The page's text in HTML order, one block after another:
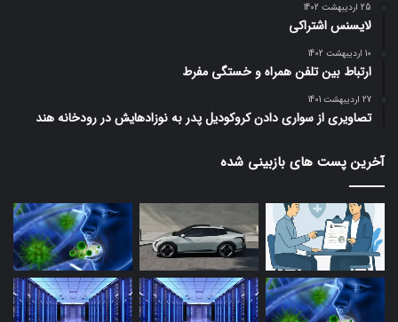
25 اردیبهشت 1402
لایسنس اشتراکی
10 اردیبهشت 1402
ارتباط بین تلفن همراه و خستگی مفرط
27 اردیبهشت 1401
تصاویری از سواری دادن کروکودیل پدر به نوزادهایش در رودخانه هند
آخرین پست های بازبینی شده